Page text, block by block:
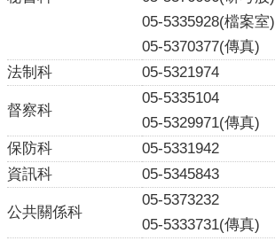
出
版
品
相
關
連
05-5335928(檔案室)
05-5370377(傳真)
法制科
05-5321974
督察科
05-5335104
05-5329971(傳真)
保防科
05-5331942
資訊科
05-5345843
公共關係科
05-5373232
05-5333731(傳真)